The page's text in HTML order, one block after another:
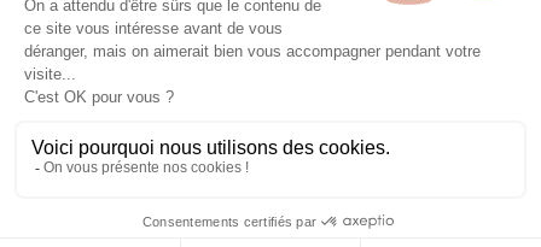
Rechercher
Rejoignez-
nous
© 2026 Tous droits réservés.
FR
Mentions légales
Politique de confidentialité